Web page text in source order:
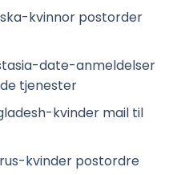
kvinnor postorder
date-anmeldelser
tjenester
kvinder mail til
kvinder postordre